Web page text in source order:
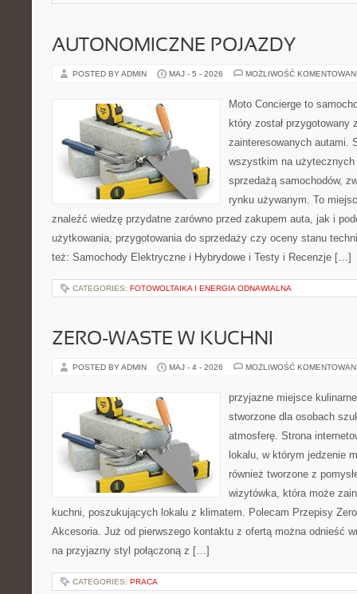
AUTONOMICZNE POJAZDY
POSTED BY ADMIN MAJ - 5 - 2026 MOŻLIWOŚĆ
Moto Concierge to
który został przygotowany
zainteresowanych autami.
wszystkim na
sprzedażą samochodów,
rynku używanym. To
znaleźć wiedzę przydatne zarówno przed zakupem auta, jak i
użytkowania, przygotowania do sprzedaży czy oceny stanu
też: Samochody Elektryczne i Hybrydowe i Testy i Recenzje […]
CATEGORIES: FOTOWOLTAIKA I ENERGIA ODNAWIALNA
ZERO-WASTE W KUCHNI
POSTED BY ADMIN MAJ - 4 - 2026 MOŻLIWOŚĆ
przyjazne miejsce
stworzone dla osobach
atmosferę. Strona
lokalu, w którym jedzenie
również tworzone z
wizytówka, która może
kuchni, poszukujących lokalu z klimatem. Polecam Przepisy
Akcesoria. Już od pierwszego kontaktu z ofertą można odnieść
na przyjazny styl połączoną z […]
CATEGORIES: PRACA